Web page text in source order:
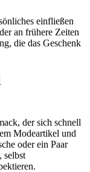
einfließen
an frühere Zeiten
die das Geschenk
der sich schnell
Modeartikel und
oder ein Paar
selbst